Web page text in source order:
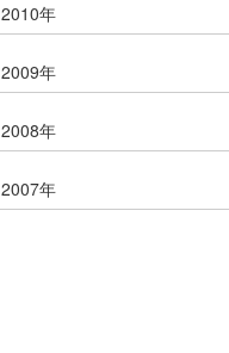
2010年
2009年
2008年
2007年